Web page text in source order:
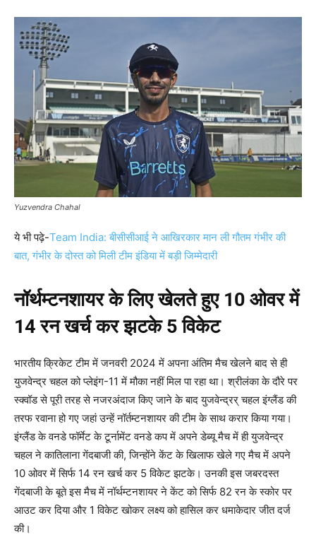
Yuzvendra Chahal
ये भी पढ़े-Team India: बीसीसीआई ने आखिरकार मान ली गौतम गंभीर की
बात, गंभीर के दोस्त को मिली टीम इंडिया में बड़ी जिम्मेदारी
नॉर्थम्टनशायर के लिए खेलते हुए 10 ओवर में
14 रन खर्च कर झटके 5 विकेट
भारतीय क्रिकेट टीम में जनवरी 2024 में अपना अंतिम मैच खेलने बाद से ही
युजवेन्द्र चहल को प्लेइंग-11 में मौका नहीं मिल पा रहा था। श्रीलंका के दौरे पर
स्क्वॉड से पूरी तरह से नजरअंदाज किए जाने के बाद युजवेन्द्रर् चहल इंग्लैंड की
तरफ रवाना हो गए जहां उन्हें नॉर्तम्टनशायर की टीम के साथ करार किया गया।
इंग्लैंड के वनडे फॉर्मेट के टूर्नामेंट वनडे कप में अपने डेब्यू मैच में ही युजवेन्द्र
चहल ने कातिलाना गेंदबाजी की, जिन्होंने केंट के खिलाफ खेले गए मैच में अपने
10 ओवर में सिर्फ 14 रन खर्च कर 5 विकेट झटके। उनकी इस जबरदस्त
गेंदबाजी के बूते इस मैच में नॉर्थम्टनशायर ने केंट को सिर्फ 82 रन के स्कोर पर
आउट कर दिया और 1 विकेट खोकर लक्ष्य को हासिल कर धमाकेदार जीत दर्ज
की।